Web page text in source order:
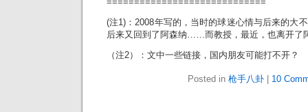
(注1)：2008年写的，当时的球迷心情与后来的大
后来又回到了阿森纳……而教授，最近，也离开了
（注2）：文中一些链接，国内朋友可能打不开？
Posted in 枪手八卦 10